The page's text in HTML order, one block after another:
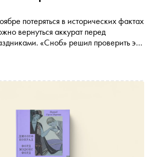
потеряться в исторических фактах
вернуться аккурат перед
«Сноб» решил проверить это